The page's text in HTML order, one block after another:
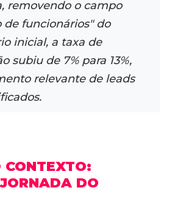
removendo o campo
de funcionários" do
inicial, a taxa de
subiu de 7% para 13%,
relevante de leads
CONTEXTO:
DO